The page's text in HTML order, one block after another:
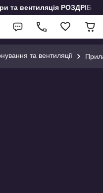
та вентиляція РОЗДРІБ
та вентиляції